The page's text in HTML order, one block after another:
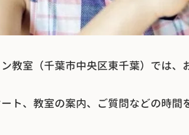
教室（千葉市中央区東千葉）では
ト、教室の案内、ご質問などの時間